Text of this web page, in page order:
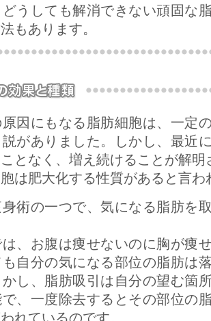
どうしても解消できない頑固な
もあります。
因にもなる脂肪細胞は、一定
説がありました。しかし、最近
となく、増え続けることが解明
は肥大化する性質があると言わ
術の一つで、気になる脂肪を
は、お腹は痩せないのに胸が痩
自分の気になる部位の脂肪は
し、脂肪吸引は自分の望む箇
、一度除去するとその部位の
れているのです。